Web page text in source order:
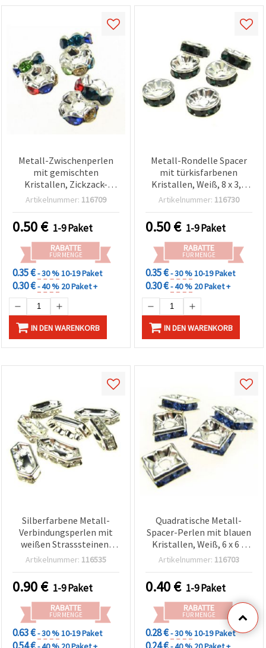
Metall-Zwischenperlen
mit gemischten
Kristallen, Zickzack-
Design, 6x3 mm, Loch 1
Weiß – 10 Stück
Artikelnummer: 116709
0.50€ 1-9 Paket
RABATTE
FÜR MENGE
0.35 €- 30 %10-19 Paket
0.30 €- 40 % 20 Paket +
IN DEN WARENKORB
Metall-Rondelle Spacer
mit türkisfarbenen
Kristallen, Weiß, 8 x 3,5
mm, Loch: 1,5 mm,
Artikelnummer: 116730
0.50€ 1-9 Paket
RABATTE
FÜR MENGE
0.35 €- 30 %10-19 Paket
0.30 €- 40 % 20 Paket +
IN DEN WARENKORB
Silberfarbene Metall-
Verbindungsperlen mit
weißen Strasssteinen,
ovale 3-Loch-
mm, Loch Ø 1 mm, 10
Stück, für
Schmuckherstellung &
Basteln
Artikelnummer: 116535
0.90€ 1-9 Paket
RABATTE
FÜR MENGE
0.63 €- 30 %10-19 Paket
0.54 €
Quadratische Metall-
Spacer-Perlen mit blauen
Kristallen, Weiß, 6 x 6 x
2,5 mm, Loch: 1 mm,
Artikelnummer: 116703
0.40€ 1-9 Paket
RABATTE
FÜR MENGE
0.28 €- 30 %10-19 Paket
0.24 €